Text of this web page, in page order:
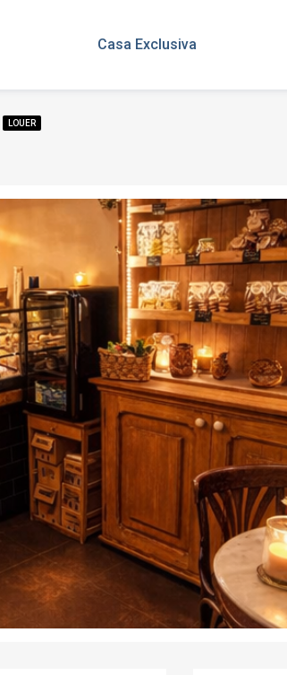
Casa Exclusiva
LOUER